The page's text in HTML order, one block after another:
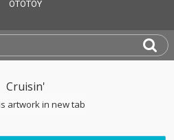
artwork in new tab